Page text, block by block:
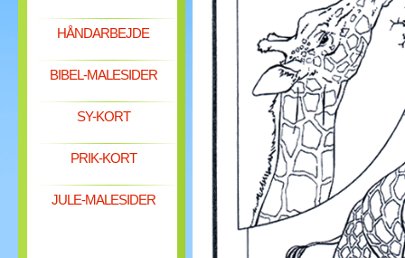
HÅNDARBEJDE
BIBEL-MALESIDER
SY-KORT
PRIK-KORT
JULE-MALESIDER